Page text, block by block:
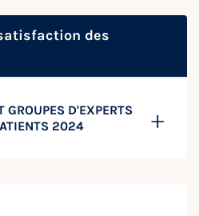
des
GROUPES D'EXPERTS
2024